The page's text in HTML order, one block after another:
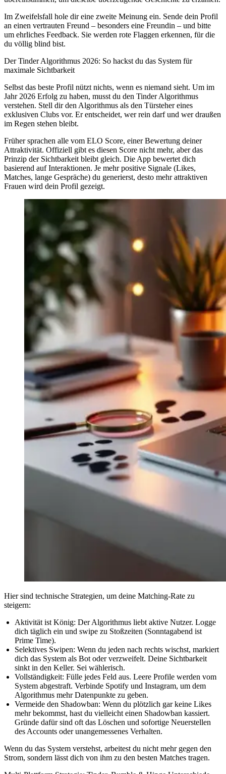
Im Zweifelsfall hole dir eine zweite Meinung ein. Sende dein Profil
an einen vertrauten Freund – besonders eine Freundin – und bitte
um ehrliches Feedback. Sie werden rote Flaggen erkennen, für die
du völlig blind bist.
Der Tinder Algorithmus 2026: So hackst du das System für
maximale Sichtbarkeit
Selbst das beste Profil nützt nichts, wenn es niemand sieht. Um im
Jahr 2026 Erfolg zu haben, musst du den Tinder Algorithmus
verstehen. Stell dir den Algorithmus als den Türsteher eines
exklusiven Clubs vor. Er entscheidet, wer rein darf und wer draußen
im Regen stehen bleibt.
Früher sprachen alle vom ELO Score, einer Bewertung deiner
Attraktivität. Offiziell gibt es diesen Score nicht mehr, aber das
Prinzip der Sichtbarkeit bleibt gleich. Die App bewertet dich
basierend auf Interaktionen. Je mehr positive Signale (Likes,
Matches, lange Gespräche) du generierst, desto mehr attraktiven
Frauen wird dein Profil gezeigt.
Hier sind technische Strategien, um deine Matching-Rate zu
steigern:
Aktivität ist König: Der Algorithmus liebt aktive Nutzer. Logge
dich täglich ein und swipe zu Stoßzeiten (Sonntagabend ist
Prime Time).
Selektives Swipen: Wenn du jeden nach rechts wischst, markiert
dich das System als Bot oder verzweifelt. Deine Sichtbarkeit
sinkt in den Keller. Sei wählerisch.
Vollständigkeit: Fülle jedes Feld aus. Leere Profile werden vom
System abgestraft. Verbinde Spotify und Instagram, um dem
Algorithmus mehr Datenpunkte zu geben.
Vermeide den Shadowban: Wenn du plötzlich gar keine Likes
mehr bekommst, hast du vielleicht einen Shadowban kassiert.
Gründe dafür sind oft das Löschen und sofortige Neuerstellen
des Accounts oder unangemessenes Verhalten.
Wenn du das System verstehst, arbeitest du nicht mehr gegen den
Strom, sondern lässt dich von ihm zu den besten Matches tragen.